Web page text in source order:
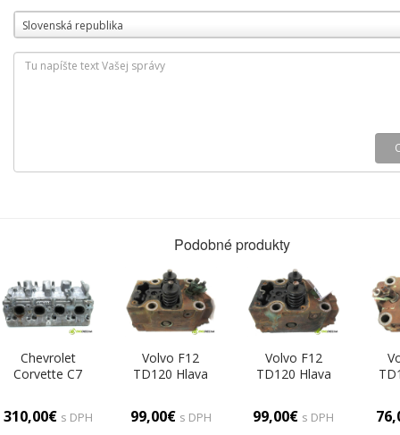
Slovenská republika
Podobné produkty
Chevrolet
Corvette C7
pravá LT1
310,00€ s DPH
Volvo F12
TD120 Hlava
99,00€ s DPH
Volvo F12
TD120 Hlava
99,00€ s DPH